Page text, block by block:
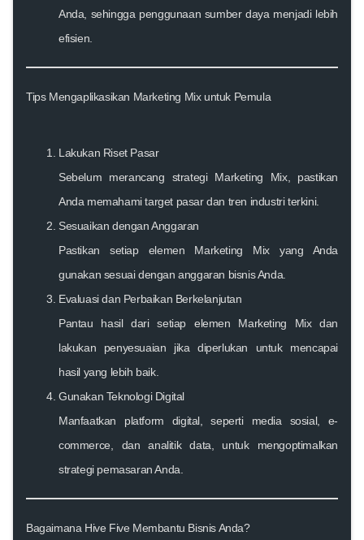
Anda, sehingga penggunaan sumber daya menjadi lebih
efisien.
Tips Mengaplikasikan Marketing Mix untuk Pemula
Lakukan Riset Pasar
Sebelum merancang strategi Marketing Mix, pastikan
Anda memahami target pasar dan tren industri terkini.
Sesuaikan dengan Anggaran
Pastikan setiap elemen Marketing Mix yang Anda
gunakan sesuai dengan anggaran bisnis Anda.
Evaluasi dan Perbaikan Berkelanjutan
Pantau hasil dari setiap elemen Marketing Mix dan
lakukan penyesuaian jika diperlukan untuk mencapai
hasil yang lebih baik.
Gunakan Teknologi Digital
Manfaatkan platform digital, seperti media sosial, e-
commerce, dan analitik data, untuk mengoptimalkan
strategi pemasaran Anda.
Bagaimana Hive Five Membantu Bisnis Anda?